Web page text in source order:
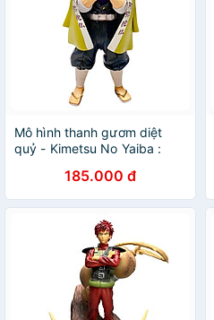
Mô hình thanh gươm diệt
quỷ - Kimetsu No Yaiba :
185.000 đ